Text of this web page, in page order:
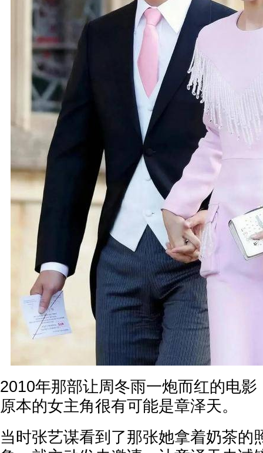
2010年那部让周冬雨一炮而红的电
原本的女主角很有可能是章泽天。
当时张艺谋看到了那张她拿着奶茶的